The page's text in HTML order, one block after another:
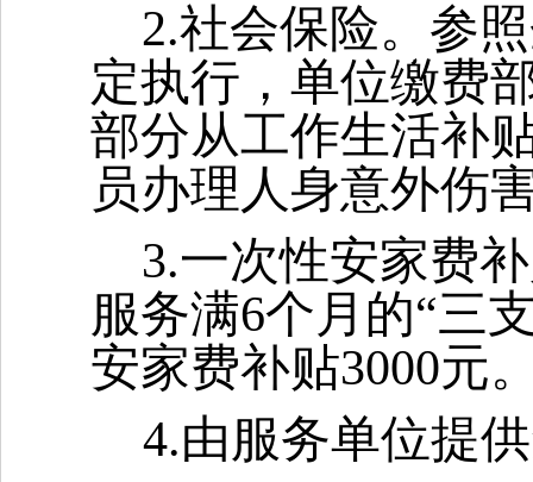
2.社会保险。参
定执行，单位缴费
部分从工作生活补
员办理人身意外伤
3.一次性安家费
服务满6个月的“三
安家费补贴3000元
4.由服务单位提